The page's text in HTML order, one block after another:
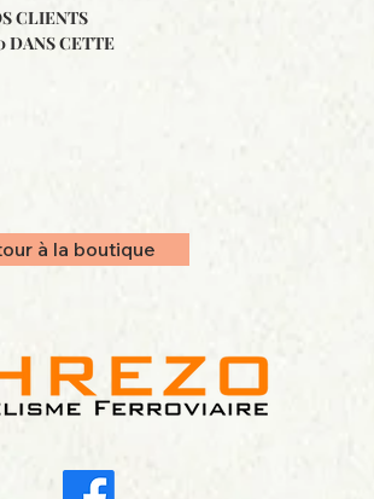
CLIENTS
DANS CETTE
à la boutique